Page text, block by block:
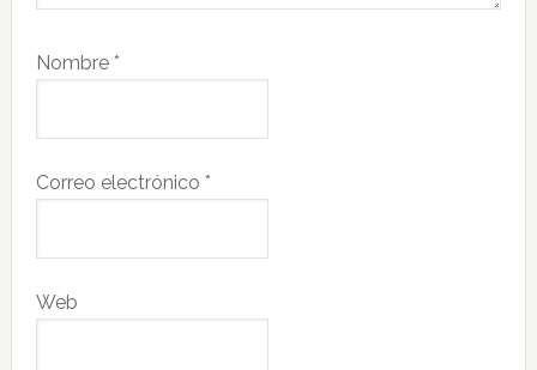
Nombre *
Correo electrónico *
Web